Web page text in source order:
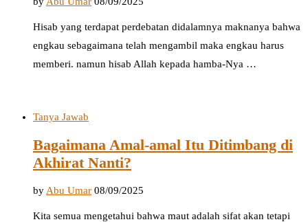
Hisab yang terdapat perdebatan didalamnya maknanya bahwa
engkau sebagaimana telah mengambil maka engkau harus
memberi. namun hisab Allah kepada hamba-Nya …
Tanya Jawab
Bagaimana Amal-amal Itu Ditimbang di
Akhirat Nanti?
by Abu Umar 08/09/2025
Kita semua mengetahui bahwa maut adalah sifat akan tetapi